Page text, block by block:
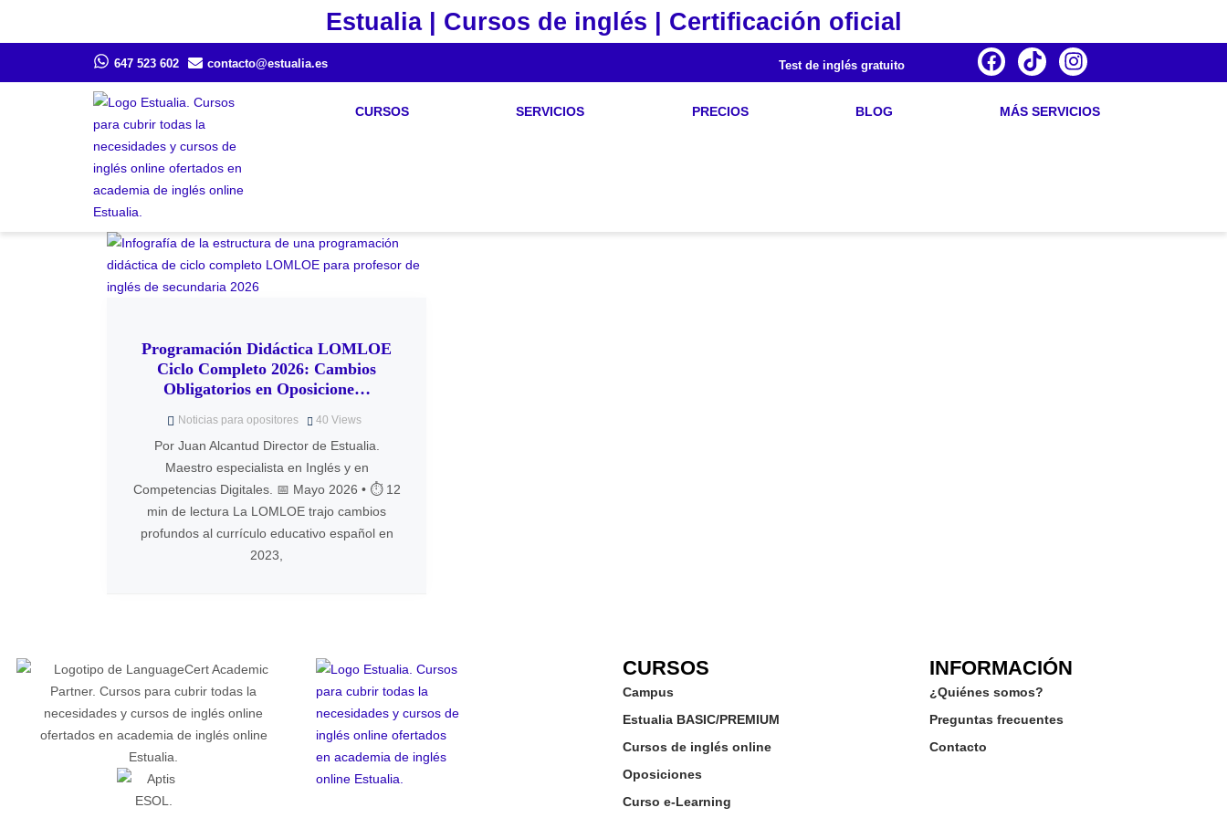
Estualia | Cursos de inglés | Certificación oficial
647 523 602 contacto@estualia.es Test de inglés gratuito
CURSOS SERVICIOS PRECIOS BLOG MÁS SERVICIOS
Programación Didáctica LOMLOE
Ciclo Completo 2026: Cambios
Obligatorios en Oposicione…
Noticias para opositores 40 Views
Por Juan Alcantud Director de Estualia.
Maestro especialista en Inglés y en
Competencias Digitales. 📅 Mayo 2026 • ⏱️ 12
min de lectura La LOMLOE trajo cambios
profundos al currículo educativo español en
2023,
CURSOS
Campus
Estualia BASIC/PREMIUM
Cursos de inglés online
Oposiciones
Curso e-Learning
INFORMACIÓN
¿Quiénes somos?
Preguntas frecuentes
Contacto